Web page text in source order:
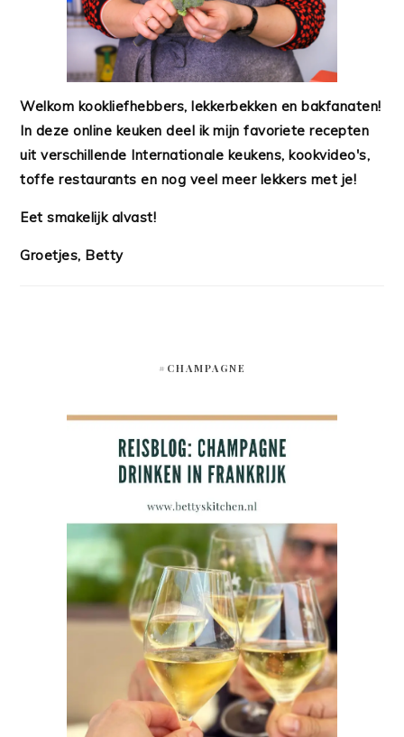
Welkom kookliefhebbers, lekkerbekken en bakfanaten!
In deze online keuken deel ik mijn favoriete recepten
uit verschillende Internationale keukens, kookvideo's,
toffe restaurants en nog veel meer lekkers met je!
Eet smakelijk alvast!
Groetjes, Betty
#CHAMPAGNE